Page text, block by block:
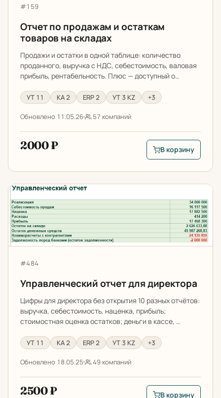
Артикул:
#159
Отчет по продажам и остаткам
товаров на складах
Продажи и остатки в одной таблице: количество
проданного, выручка с НДС, себестоимость, валовая
прибыль, рентабельность. Плюс — доступный о…
УТ 11 КА 2 ERP 2 УТ 3 KZ +3
Обновлено 11.05.26 57 компаний
2000 ₽
В корзину: Отчет
В корзину
Управленческий отчет для директора
Артикул:
#484
Управленческий отчет для директора
Цифры для директора без открытия 10 разных отчётов:
выручка, себестоимость, наценка, прибыль;
стоимостная оценка остатков; деньги в кассе, …
УТ 11 КА 2 ERP 2 УТ 3 KZ +3
Обновлено 18.05.25 49 компаний
2500 ₽ В корзину